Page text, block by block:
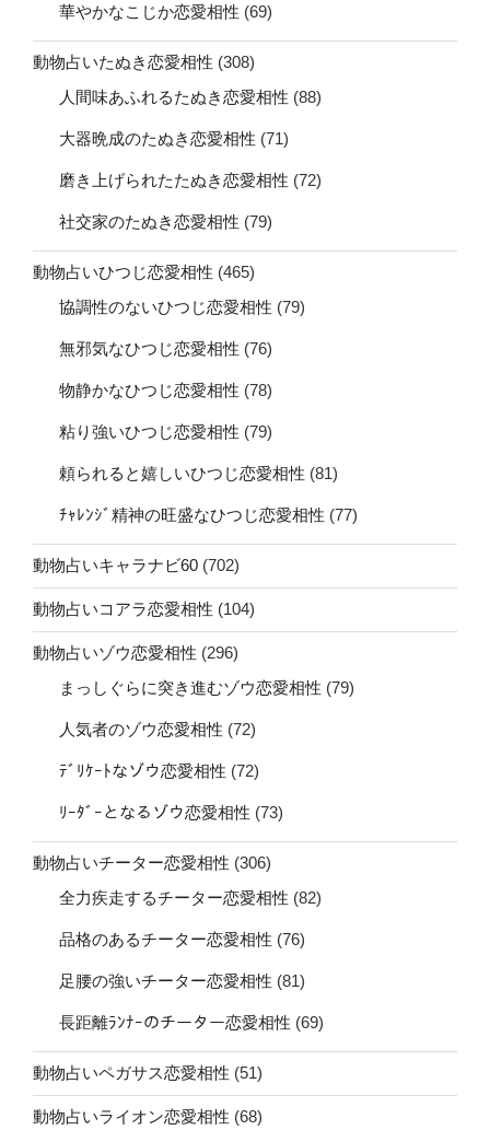
華やかなこじか恋愛相性 (69)
動物占いたぬき恋愛相性 (308)
人間味あふれるたぬき恋愛相性 (88)
大器晩成のたぬき恋愛相性 (71)
磨き上げられたたぬき恋愛相性 (72)
社交家のたぬき恋愛相性 (79)
動物占いひつじ恋愛相性 (465)
協調性のないひつじ恋愛相性 (79)
無邪気なひつじ恋愛相性 (76)
物静かなひつじ恋愛相性 (78)
粘り強いひつじ恋愛相性 (79)
頼られると嬉しいひつじ恋愛相性 (81)
ﾁｬﾚﾝｼﾞ精神の旺盛なひつじ恋愛相性 (77)
動物占いキャラナビ60 (702)
動物占いコアラ恋愛相性 (104)
動物占いゾウ恋愛相性 (296)
まっしぐらに突き進むゾウ恋愛相性 (79)
人気者のゾウ恋愛相性 (72)
ﾃﾞﾘｹｰﾄなゾウ恋愛相性 (72)
ﾘｰﾀﾞｰとなるゾウ恋愛相性 (73)
動物占いチーター恋愛相性 (306)
全力疾走するチーター恋愛相性 (82)
品格のあるチーター恋愛相性 (76)
足腰の強いチーター恋愛相性 (81)
長距離ﾗﾝﾅｰのチーター恋愛相性 (69)
動物占いペガサス恋愛相性 (51)
動物占いライオン恋愛相性 (68)